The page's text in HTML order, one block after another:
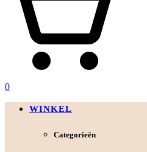
0
WINKEL
Categorieën